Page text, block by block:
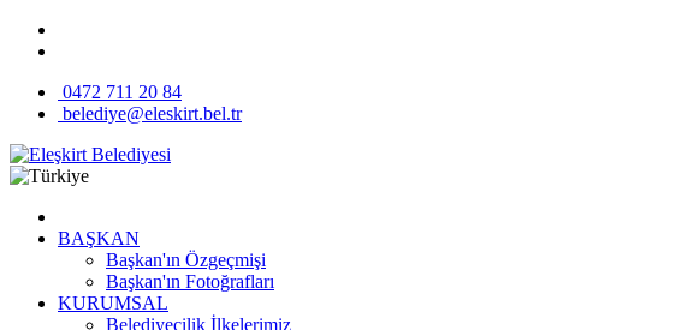
0472 711 20 84
belediye@eleskirt.bel.tr
BAŞKAN
Başkan'ın Özgeçmişi
Başkan'ın Fotoğrafları
KURUMSAL
Belediyecilik İlkelerimiz